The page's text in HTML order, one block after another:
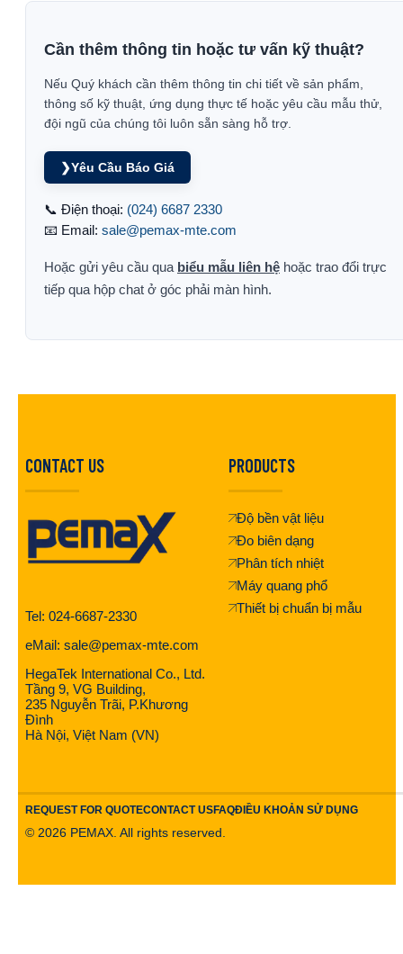
Cần thêm thông tin hoặc tư vấn kỹ thuật?
Nếu Quý khách cần thêm thông tin chi tiết về sản phẩm,
thông số kỹ thuật, ứng dụng thực tế hoặc yêu cầu mẫu thử,
đội ngũ của chúng tôi luôn sẵn sàng hỗ trợ.
❯Yêu Cầu Báo Giá
📞 Điện thoại: (024) 6687 2330
📧 Email: sale@pemax-mte.com
Hoặc gửi yêu cầu qua biểu mẫu liên hệ hoặc trao đổi trực
tiếp qua hộp chat ở góc phải màn hình.
CONTACT US
Tel: 024-6687-2330
eMail: sale@pemax-mte.com
HegaTek International Co., Ltd.
Tầng 9, VG Building,
235 Nguyễn Trãi, P.Khương
Đình
Hà Nội, Việt Nam (VN)
PRODUCTS
Độ bền vật liệu
Đo biên dạng
Phân tích nhiệt
Máy quang phổ
Thiết bị chuẩn bị mẫu
REQUEST FOR QUOTECONTACT USFAQĐIỀU KHOẢN SỬ DỤNG
© 2026 PEMAX. All rights reserved.